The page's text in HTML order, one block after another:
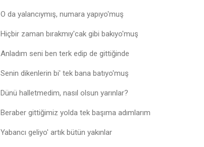
O da yalancıymış, numara yapıyo'muş
Hiçbir zaman bırakmıy'cak gibi bakıyo'muş
Anladım seni ben terk edip de gittiğinde
Senin dikenlerin bi' tek bana batıyo'muş
Dünü halletmedim, nasıl olsun yarınlar?
Beraber gittiğimiz yolda tek başıma adımlarım
Yabancı geliyo' artık bütün yakınlar